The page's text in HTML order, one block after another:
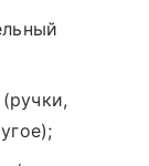
(ручки,